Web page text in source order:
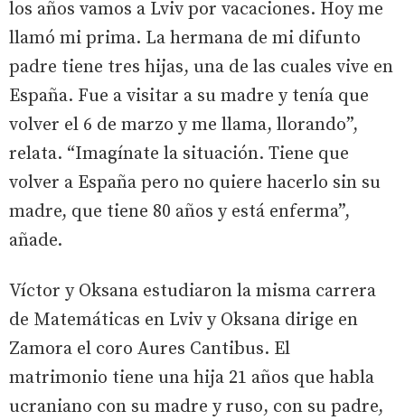
los años vamos a Lviv por vacaciones. Hoy me
llamó mi prima. La hermana de mi difunto
padre tiene tres hijas, una de las cuales vive en
España. Fue a visitar a su madre y tenía que
volver el 6 de marzo y me llama, llorando”,
relata. “Imagínate la situación. Tiene que
volver a España pero no quiere hacerlo sin su
madre, que tiene 80 años y está enferma”,
añade.
Víctor y Oksana estudiaron la misma carrera
de Matemáticas en Lviv y Oksana dirige en
Zamora el coro Aures Cantibus. El
matrimonio tiene una hija 21 años que habla
ucraniano con su madre y ruso, con su padre,